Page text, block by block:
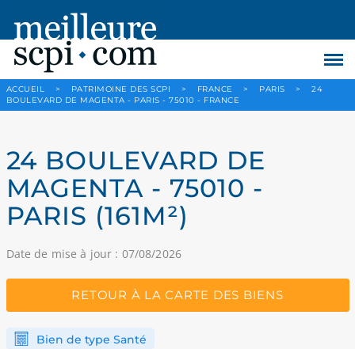
ACCUEIL > PATRIMOINE DES SCPI > FRANCE > PARIS >
24
BOULEVARD DE MAGENTA - PARIS - 75010 - FRANCE
24 BOULEVARD DE
MAGENTA - 75010 -
PARIS (161M²)
Date de mise à jour : 07/08/2026
RETOUR À LA CARTE DES BIENS
Bien de type Santé